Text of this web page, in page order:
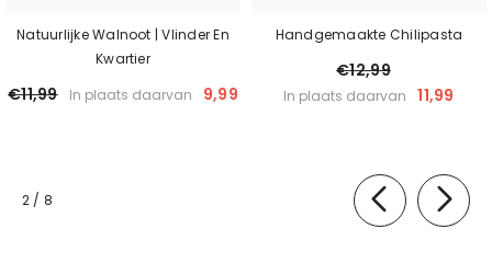
Natuurlijke Walnoot | Vlinder En
Kwartier
€11,99 In plaats daarvan 9,99
Handgemaakte Chilipasta
€12,99
In plaats daarvan 11,99
2 / van
8